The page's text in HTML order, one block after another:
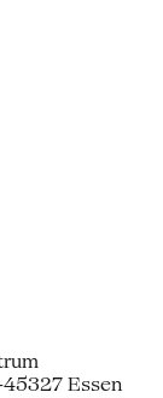
Essen